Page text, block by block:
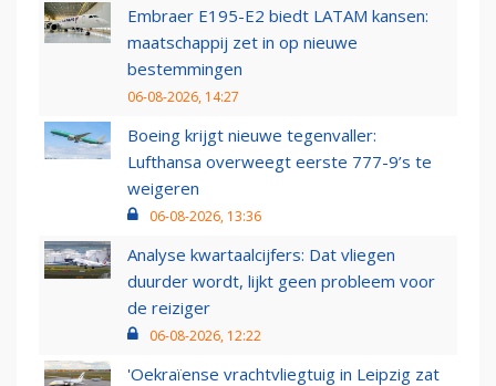
Embraer E195-E2 biedt LATAM kansen:
maatschappij zet in op nieuwe
bestemmingen
06-08-2026, 14:27
Boeing krijgt nieuwe tegenvaller:
Lufthansa overweegt eerste 777-9’s te
weigeren
06-08-2026, 13:36
Analyse kwartaalcijfers: Dat vliegen
duurder wordt, lijkt geen probleem voor
de reiziger
06-08-2026, 12:22
'Oekraïense vrachtvliegtuig in Leipzig zat